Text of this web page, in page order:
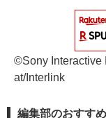
©Sony Interactive
at/Interlink
編集部のおすす